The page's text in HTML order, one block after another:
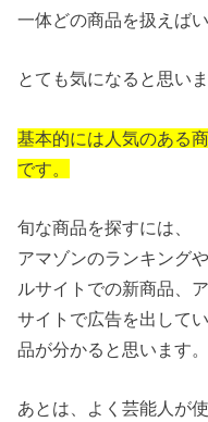
一体どの商品を扱えば
とても気になると思いま
基本的には人気のある
です。
旬な商品を探すには、
アマゾンのランキング
ルサイトでの新商品、
サイトで広告を出して
品が分かると思います。
あとは、よく芸能人が